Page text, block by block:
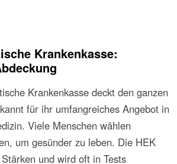
Krankenkasse:
Krankenkasse deckt den ganzen
für ihr umfangreiches Angebot in
Viele Menschen wählen
um gesünder zu leben. Die HEK
und wird oft in Tests